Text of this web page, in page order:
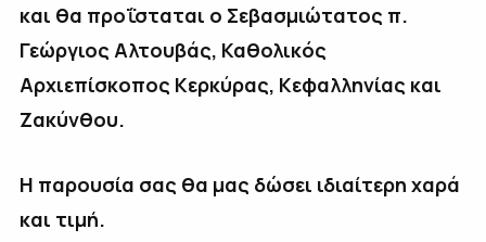
και θα προΐσταται ο Σεβασμιώτατος π.
Γεώργιος Αλτουβάς, Καθολικός
Αρχιεπίσκοπος Κερκύρας, Κεφαλληνίας και
Ζακύνθου.
Η παρουσία σας θα μας δώσει ιδιαίτερη χαρά
και τιμή.